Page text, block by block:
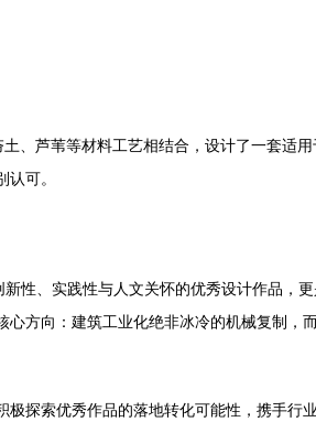
、芦苇等材料工艺相结合，设计了一套适
可。
性、实践性与人文关怀的优秀设计作品，
方向：建筑工业化绝非冰冷的机械复制
探索优秀作品的落地转化可能性，携手